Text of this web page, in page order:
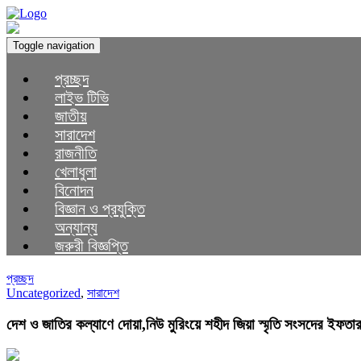
Toggle navigation
প্রচ্ছদ
লাইভ টিভি
জাতীয়
সারাদেশ
রাজনীতি
খেলাধুলা
বিনোদন
বিজ্ঞান ও প্রযুক্তি
অন্যান্য
জরুরী বিজ্ঞপ্তি
প্রচ্ছদ
Uncategorized, সারাদেশ
দেশ ও জাতির কল্যাণে দোয়া,নিউ মুরিংয়ে শহীদ জিয়া স্মৃতি সংসদের ইফতার